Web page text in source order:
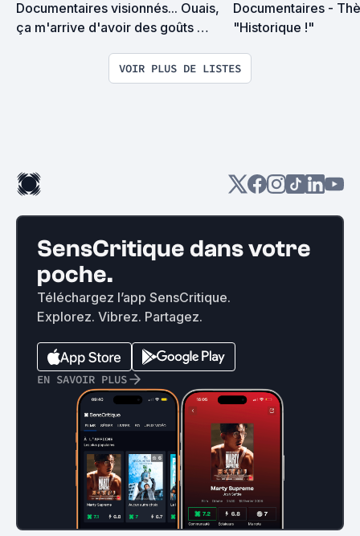
Documentaires visionnés... Ouais,
ça m'arrive d'avoir des goûts
Documentaires -
"Historique !"
VOIR PLUS DE LISTES
SensCritique dans votre
poche.
Téléchargez l’app SensCritique.
Explorez. Vibrez. Partagez.
EN SAVOIR PLUS